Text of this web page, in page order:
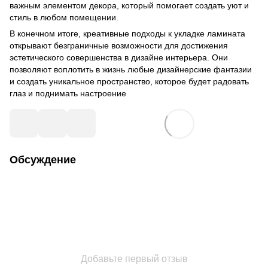
важным элементом декора, который помогает создать уют и
стиль в любом помещении.
В конечном итоге, креативные подходы к укладке ламината
открывают безграничные возможности для достижения
эстетического совершенства в дизайне интерьера. Они
позволяют воплотить в жизнь любые дизайнерские фантазии
и создать уникальное пространство, которое будет радовать
глаз и поднимать настроение
Обсуждение
Добавьте первый отзыв